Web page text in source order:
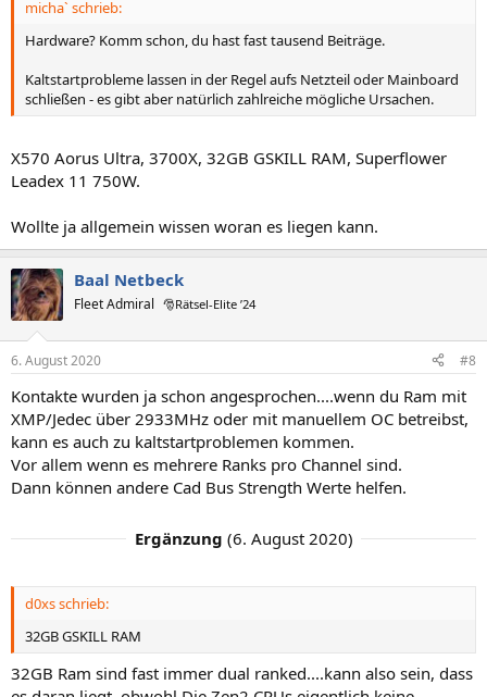
micha` schrieb:
Hardware? Komm schon, du hast fast tausend Beiträge.
Kaltstartprobleme lassen in der Regel aufs Netzteil oder Mainboard
schließen - es gibt aber natürlich zahlreiche mögliche Ursachen.
X570 Aorus Ultra, 3700X, 32GB GSKILL RAM, Superflower
Leadex 11 750W.
Wollte ja allgemein wissen woran es liegen kann.
Baal Netbeck
Fleet Admiral 🎅Rätsel-Elite ’24
6. August 2020 #8
Kontakte wurden ja schon angesprochen....wenn du Ram mit
XMP/Jedec über 2933MHz oder mit manuellem OC betreibst,
kann es auch zu kaltstartproblemen kommen.
Vor allem wenn es mehrere Ranks pro Channel sind.
Dann können andere Cad Bus Strength Werte helfen.
Ergänzung (6. August 2020)
d0xs schrieb:
32GB GSKILL RAM
32GB Ram sind fast immer dual ranked....kann also sein, dass